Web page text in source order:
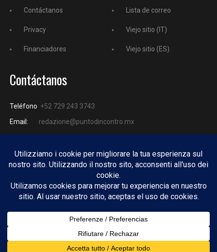
Contáctanos
Privacy
Financiadores
Lista de correo
Viejo sitio (IT)
Viejo sitio (ES)
Contáctanos
Teléfono +52 729 243 3743
Email:
redazione@puntodincontro.mx
PUNTODINCONTRO
Copyright © 2025 Puntodincontro